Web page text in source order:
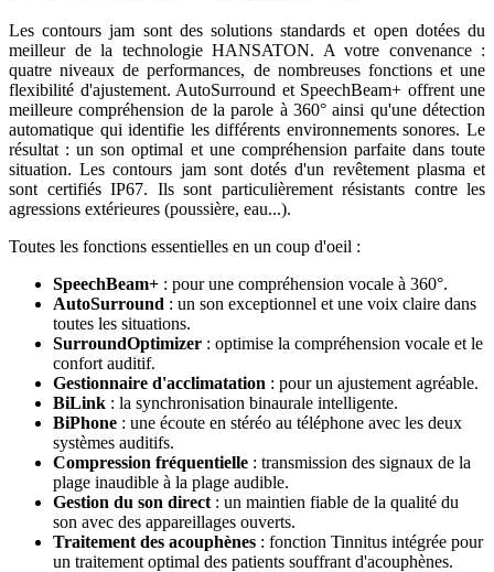
Les contours jam sont des solutions standards et open dotées du
meilleur de la technologie HANSATON. A votre convenance :
quatre niveaux de performances, de nombreuses fonctions et une
flexibilité d'ajustement. AutoSurround et SpeechBeam+ offrent une
meilleure compréhension de la parole à 360° ainsi qu'une détection
automatique qui identifie les différents environnements sonores. Le
résultat : un son optimal et une compréhension parfaite dans toute
situation. Les contours jam sont dotés d'un revêtement plasma et
sont certifiés IP67. Ils sont particulièrement résistants contre les
agressions extérieures (poussière, eau...).
Toutes les fonctions essentielles en un coup d'oeil :
SpeechBeam+ : pour une compréhension vocale à 360°.
AutoSurround : un son exceptionnel et une voix claire dans
toutes les situations.
SurroundOptimizer : optimise la compréhension vocale et le
confort auditif.
Gestionnaire d'acclimatation : pour un ajustement agréable.
BiLink : la synchronisation binaurale intelligente.
BiPhone : une écoute en stéréo au téléphone avec les deux
systèmes auditifs.
Compression fréquentielle : transmission des signaux de la
plage inaudible à la plage audible.
Gestion du son direct : un maintien fiable de la qualité du
son avec des appareillages ouverts.
Traitement des acouphènes : fonction Tinnitus intégrée pour
un traitement optimal des patients souffrant d'acouphènes.